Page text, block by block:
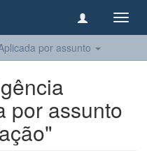
por assunto
por assunto